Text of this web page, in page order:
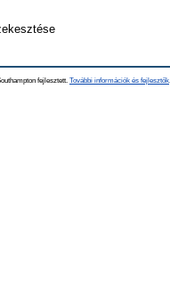
fejlesztett. További információk és fejlesztők